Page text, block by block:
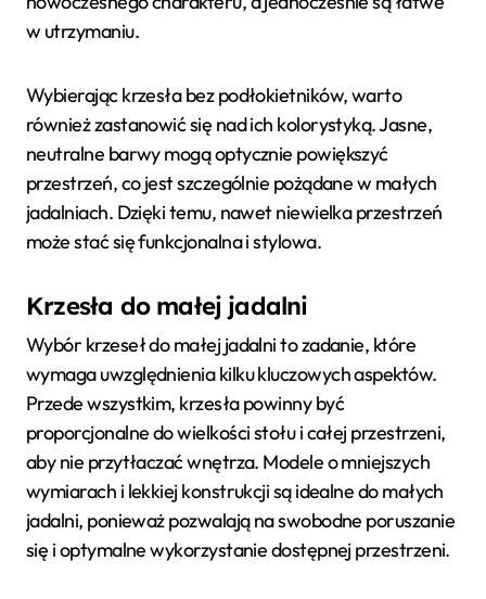
w utrzymaniu.
Wybierając krzesła bez podłokietników, warto
również zastanowić się nad ich kolorystyką. Jasne,
neutralne barwy mogą optycznie powiększyć
przestrzeń, co jest szczególnie pożądane w małych
jadalniach. Dzięki temu, nawet niewielka przestrzeń
może stać się funkcjonalna i stylowa.
Krzesła do małej jadalni
Wybór krzeseł do małej jadalni to zadanie, które
wymaga uwzględnienia kilku kluczowych aspektów.
Przede wszystkim, krzesła powinny być
proporcjonalne do wielkości stołu i całej przestrzeni,
aby nie przytłaczać wnętrza. Modele o mniejszych
wymiarach i lekkiej konstrukcji są idealne do małych
jadalni, ponieważ pozwalają na swobodne poruszanie
się i optymalne wykorzystanie dostępnej przestrzeni.